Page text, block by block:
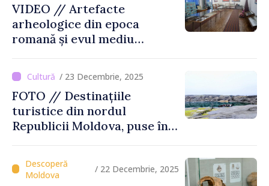
VIDEO // Artefacte
arheologice din epoca
romană și evul mediu
Muzeul din Tartaul
/ 23 Decembrie, 2025
FOTO // Destinațiile
turistice din nordul
Republicii Moldova, puse în
/ 22 Decembrie, 2025